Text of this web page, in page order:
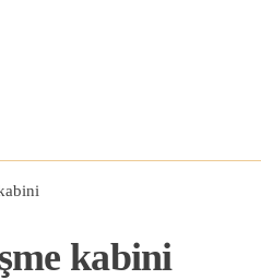
kabini